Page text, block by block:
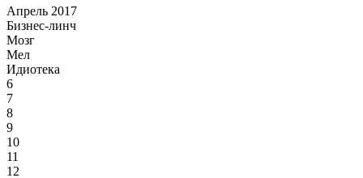
Апрель 2017
Бизнес-линч
Мозг
Мел
Идиотека
6
7
8
9
10
11
12